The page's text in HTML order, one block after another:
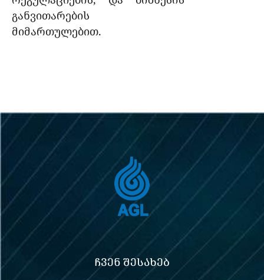
განვითარების
მიმართულებით.
ᲩᲕᲔᲜ ᲨᲔᲡᲐᲮᲔᲑ